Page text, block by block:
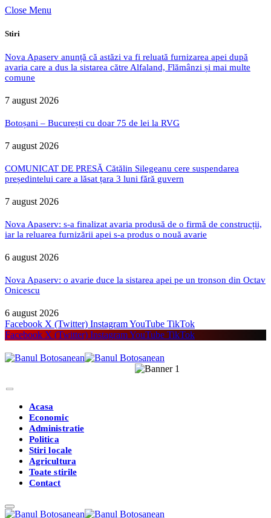
Close Menu
Stiri
Nova Apaserv anunță că astăzi va fi reluată furnizarea apei după
avaria care a dus la sistarea către Alfaland, Flămânzi și mai multe
comune
7 august 2026
Botoșani – București cu doar 75 de lei la RVG
7 august 2026
COMUNICAT DE PRESĂ Cătălin Silegeanu cere suspendarea
președintelui care a lăsat țara 3 luni fără guvern
7 august 2026
Nova Apaserv: s-a finalizat avaria produsă de o firmă de construcții,
iar la reluarea furnizării apei s-a produs o nouă avarie
6 august 2026
Nova Apaserv: o avarie duce la sistarea apei pe un tronson din Octav
Onicescu
6 august 2026
Facebook X (Twitter) InstagramYouTube TikTok
Facebook X (Twitter) InstagramYouTube TikTok
Acasa
Economic
Administratie
Politica
Stiri locale
Agricultura
Toate stirile
Contact